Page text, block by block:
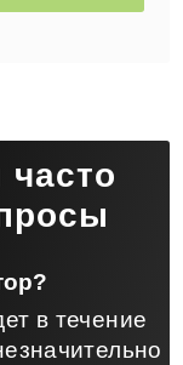
в течение